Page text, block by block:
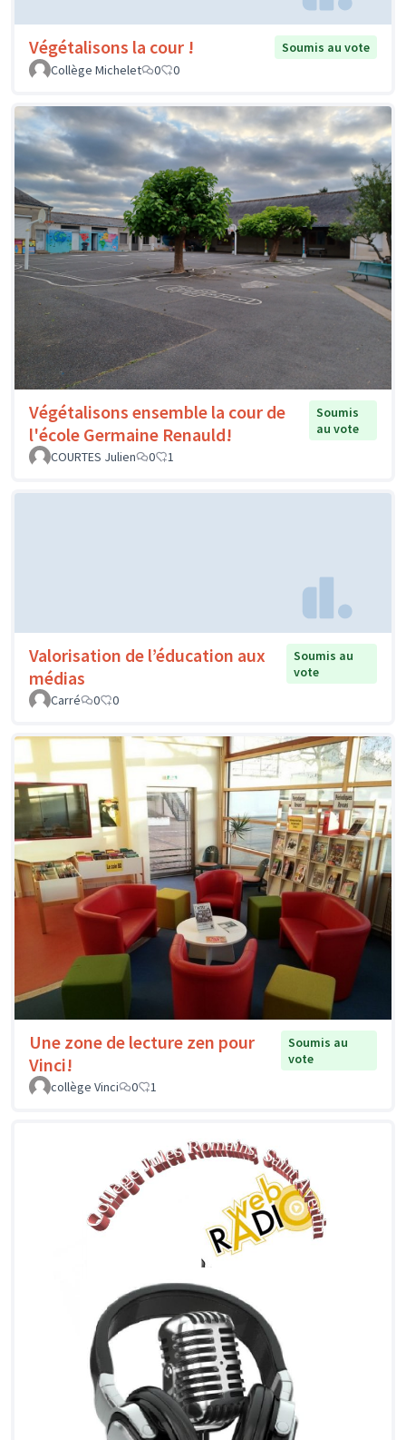
Végétalisons la cour !
Soumis au vote
Collège Michelet
0 0
Végétalisons ensemble la cour de
l'école Germaine Renauld!
Soumis
au vote
COURTES Julien
0 1
Valorisation de l’éducation aux
médias
Soumis au
vote
Carré
0 0
Une zone de lecture zen pour
Vinci!
Soumis au
vote
collège Vinci
0 1